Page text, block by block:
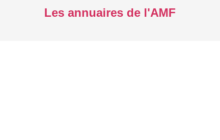
Les annuaires de l'AMF